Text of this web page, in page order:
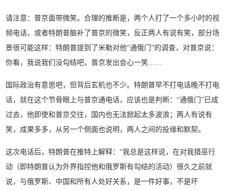
请注意：普京面带微笑。合理的推断是，两个人打了一个多小时的视
频电话，或者特朗普脑补了普京的微笑，反正两人有说有笑，部分场
景很可能这样：特朗普提到了米勒对他“通俄门”的调查，对普京说：
你看，我说我们没勾结吧，普京发出会心一笑……
国际政治有意思吧，但背后玄机也不少。特朗普早不打电话晚不打电
话，就在这个节骨眼上与普京通电话，应该也是判断：“通俄门”已成
过去，他即使和普京交往，国内也无法掀起太多波浪；两人有说有
笑，成果多多，从另一个侧面也说明，两人之间的投缘和默契。
这次电话后，特朗普在推特上解释：“我总是这样说，在对我猎巫行
动（即特朗普认为外界指控他和俄罗斯有勾结的活动）很久之前就
说，与俄罗斯、中国和所有人处好关系，是一件好事，不是坏